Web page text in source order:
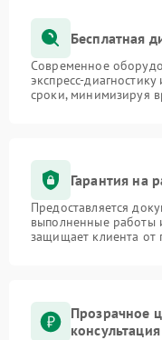
Бесплатная
Современное
экспресс-
сроки, минимизируя
Гарантия на
Предоставляется
выполненные работы
защищает клиента от
Прозрачное
консультация